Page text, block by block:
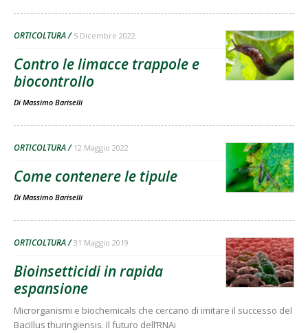
ORTICOLTURA 5 Dicembre 2022
Contro le limacce trappole e
biocontrollo
Di Massimo Bariselli
ORTICOLTURA 12 Maggio 2022
Come contenere le tipule
Di Massimo Bariselli
ORTICOLTURA 31 Maggio 2019
Bioinsetticidi in rapida
espansione
Microrganismi e biochemicals che cercano di imitare il successo del
Bacillus thuringiensis. Il futuro dell’RNAi